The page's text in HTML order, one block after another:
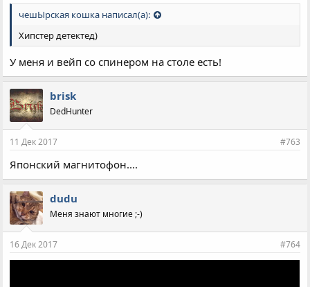
чешЫрская кошка написал(а):
Хипстер детектед)
У меня и вейп со спинером на столе есть!
brisk
DedHunter
11 Дек 2017 #763
Японский магнитофон....
dudu
Меня знают многие ;-)
16 Дек 2017 #764